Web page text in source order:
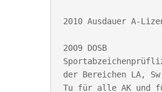
2010 Ausdauer A-
2009 DOSB
der Bereichen LA,
Tu für alle AK und